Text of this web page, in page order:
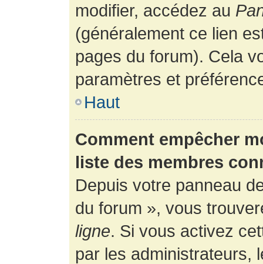
modifier, accédez au
(généralement ce lien
pages du forum). Cela
paramètres et
Haut
Comment empêcher
liste des membres
Depuis votre panneau
du forum », vous
ligne. Si vous activez
par les administrateurs,